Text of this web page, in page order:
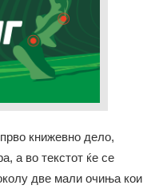
книжевно дело,
а во текстот ќе се
две мали очиња кои